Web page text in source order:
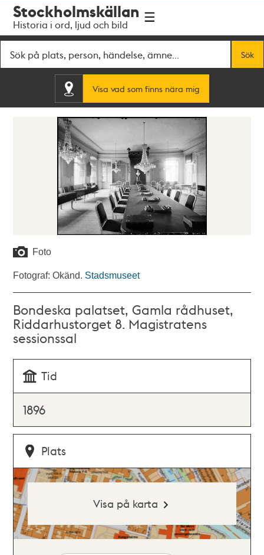
navigationen
huvudinnehållet
Stockholmskällan
Historia i ord, ljud och bild
Sök
Visa vad som finns nära mig
Foto
Fotograf: Okänd. Stadsmuseet
Bondeska palatset, Gamla rådhuset,
Riddarhustorget 8. Magistratens
sessionssal
Tid
1896
Plats
Visa på karta